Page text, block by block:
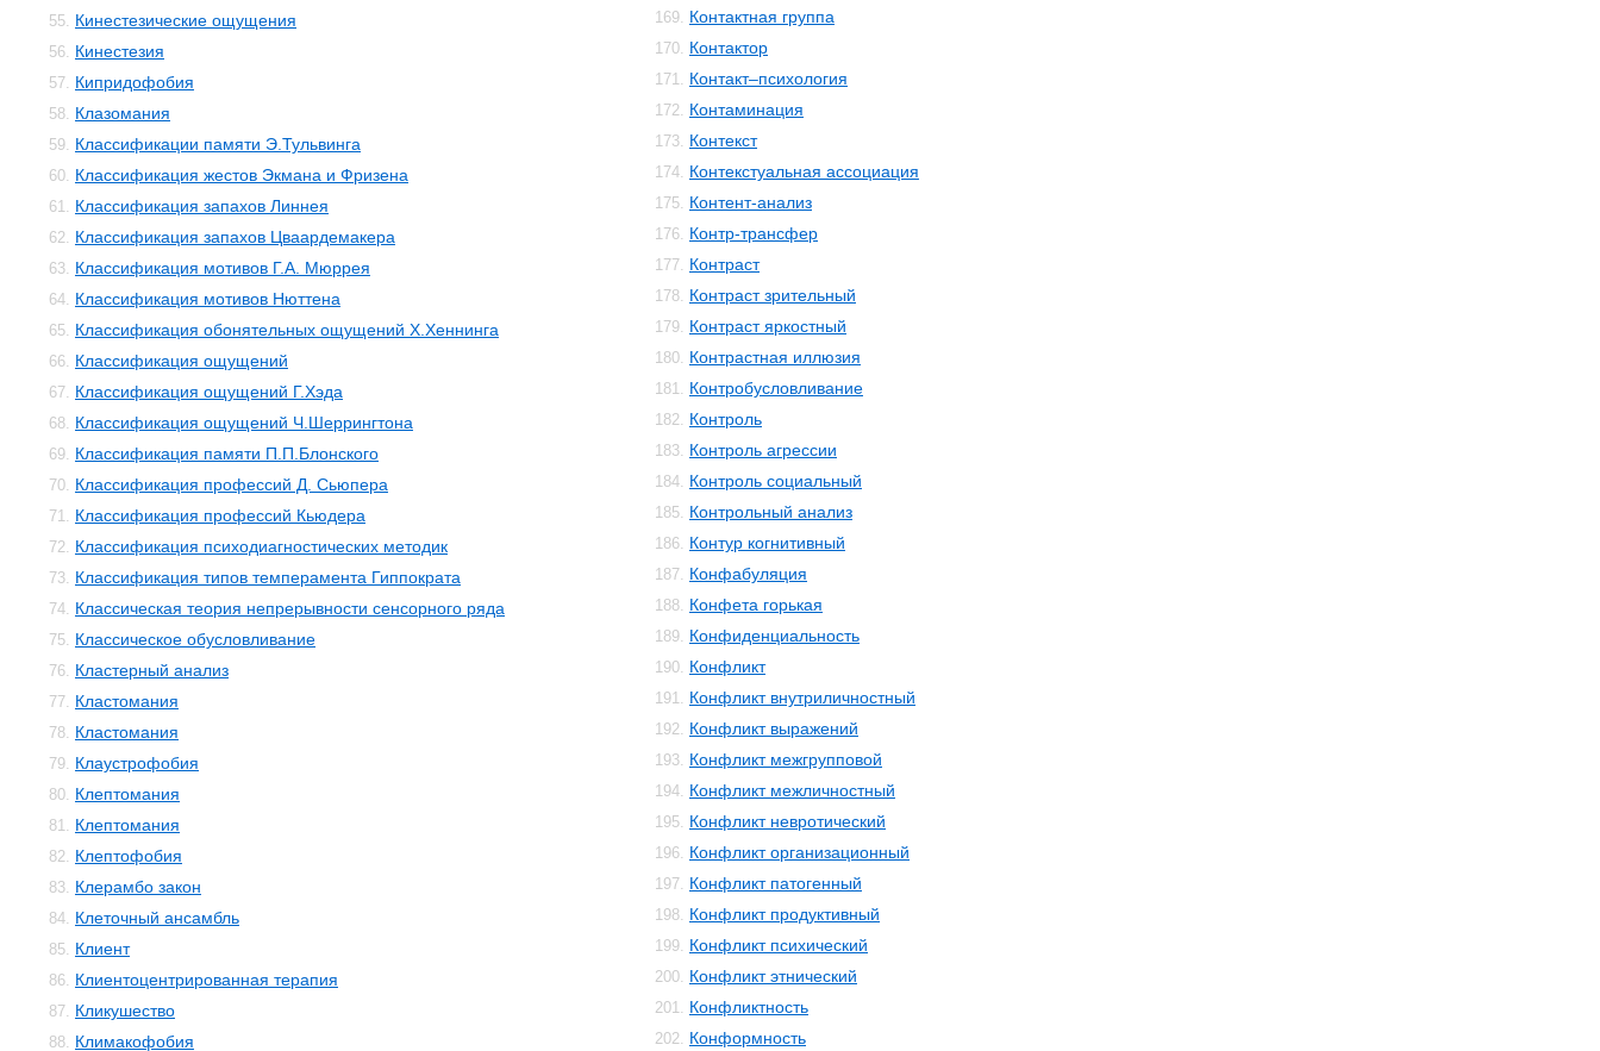
55. Кинестезические ощущения
56. Кинестезия
57. Кипридофобия
58. Клазомания
59. Классификации памяти Э.Тульвинга
60. Классификация жестов Экмана и Фризена
61. Классификация запахов Линнея
62. Классификация запахов Цваардемакера
63. Классификация мотивов Г.А. Мюррея
64. Классификация мотивов Нюттена
65. Классификация обонятельных ощущений Х.Хеннинга
66. Классификация ощущений
67. Классификация ощущений Г.Хэда
68. Классификация ощущений Ч.Шеррингтона
69. Классификация памяти П.П.Блонского
70. Классификация профессий Д. Сьюпера
71. Классификация профессий Кьюдера
72. Классификация психодиагностических методик
73. Классификация типов темперамента Гиппократа
74. Классическая теория непрерывности сенсорного ряда
75. Классическое обусловливание
76. Кластерный анализ
77. Кластомания
78. Кластомания
79. Клаустрофобия
80. Клептомания
81. Клептомания
82. Клептофобия
83. Клерамбо закон
84. Клеточный ансамбль
85. Клиент
86. Клиентоцентрированная терапия
87. Кликушество
88. Климакофобия
169. Контактная группа
170. Контактор
171. Контакт–психология
172. Контаминация
173. Контекст
174. Контекстуальная ассоциация
175. Контент-анализ
176. Контр-трансфер
177. Контраст
178. Контраст зрительный
179. Контраст яркостный
180. Контрастная иллюзия
181. Контробусловливание
182. Контроль
183. Контроль агрессии
184. Контроль социальный
185. Контрольный анализ
186. Контур когнитивный
187. Конфабуляция
188. Конфета горькая
189. Конфиденциальность
190. Конфликт
191. Конфликт внутриличностный
192. Конфликт выражений
193. Конфликт межгрупповой
194. Конфликт межличностный
195. Конфликт невротический
196. Конфликт организационный
197. Конфликт патогенный
198. Конфликт продуктивный
199. Конфликт психический
200. Конфликт этнический
201. Конфликтность
202. Конформность